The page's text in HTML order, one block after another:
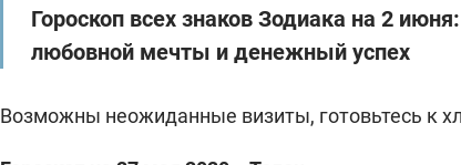
Гороскоп всех знаков Зодиака на 2
любовной мечты и денежный успех
Возможны неожиданные визиты, готовьтесь к